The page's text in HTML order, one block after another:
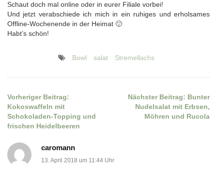
Schaut doch mal online oder in eurer Filiale vorbei!
Und jetzt verabschiede ich mich in ein ruhiges und erholsames
Offline-Wochenende in der Heimat 🙂
Habt’s schön!
Bowl salat Stremellachs
Beitragsnavigation
Vorheriger Beitrag:
Kokoswaffeln mit
Schokoladen-Topping und
frischen Heidelbeeren
Nächster Beitrag: Bunter
Nudelsalat mit Erbsen,
Möhren und Rucola
caromann
13. April 2018 um 11:44 Uhr